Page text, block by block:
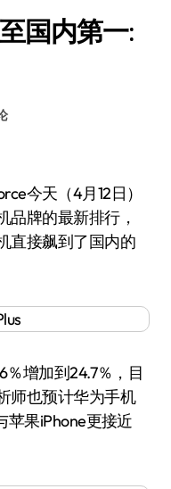
国内第一:
品牌的最新排行，
直接飙到了国内的
增加到24.7％，目
师也预计华为手机
苹果iPhone更接近